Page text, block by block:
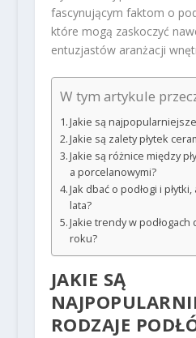
fascynującym faktom o
które mogą zaskoczyć
entuzjastów aranżacji
W tym artykule
Jakie są
Jakie są zalety płytek
Jakie są różnice między
a porcelanowymi?
Jak dbać o podłogi i płytki,
lata?
Jakie trendy w podłogach
roku?
JAKIE SĄ
RODZAJE